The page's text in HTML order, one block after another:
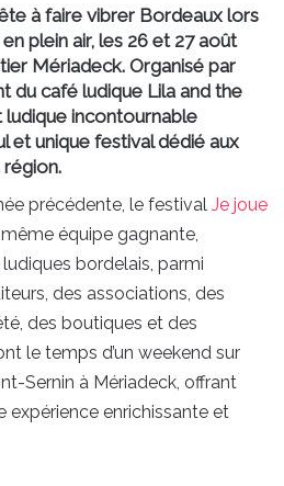
à faire vibrer Bordeaux lors
plein air, les 26 et 27 août
Mériadeck. Organisé par
du café ludique Lila and the
incontournable
et unique festival dédié aux
région.
précédente, le festival Je joue
équipe gagnante,
bordelais, parmi
des associations, des
des boutiques et des
le temps d’un weekend sur
Sernin à Mériadeck, offrant
expérience enrichissante et